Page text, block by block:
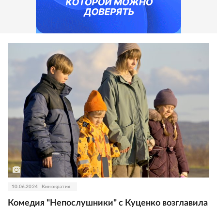
10.06.2024 Кинократия
Комедия "Непослушники" с Куценко возглавила